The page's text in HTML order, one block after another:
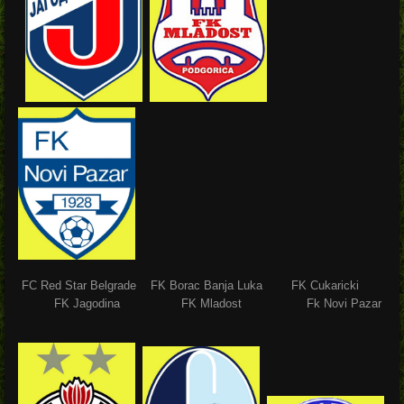
FC Red Star Belgrade FK Borac Banja Luka FK Cukaricki
FK Jagodina FK Mladost Fk Novi Pazar